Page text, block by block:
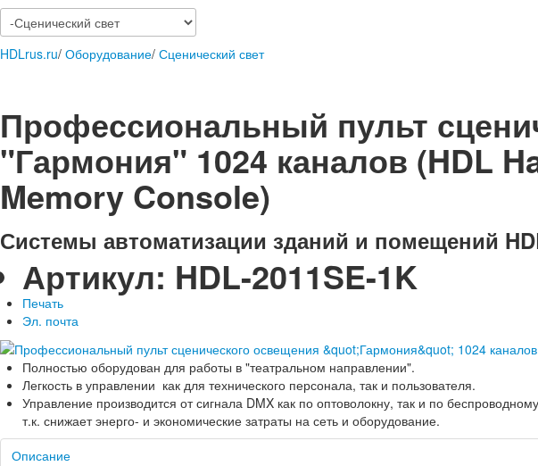
HDLrus.ru/ Оборудование/ Сценический свет
Профессиональный пульт
"Гармония" 1024 каналов (HDL
Memory Console)
Системы автоматизации зданий и помещений
Артикул: HDL-2011SE-1K
Печать
Эл. почта
Полностью оборудован для работы в "театральном направлении".
Легкость в управлении как для технического персонала, так и пользователя.
Управление производится от сигнала DMX как по оптоволокну, так и по
т.к. снижает энерго- и экономические затраты на сеть и оборудование.
Описание